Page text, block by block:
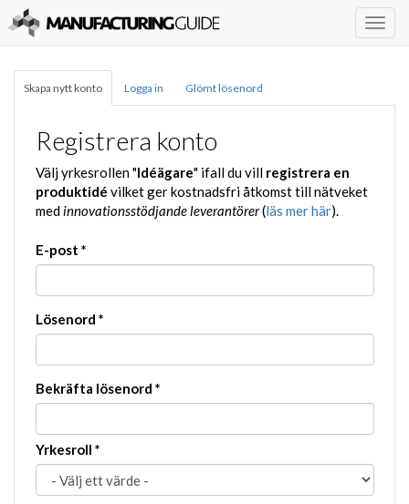
Skapa nytt konto Logga in Glömt lösenord
Registrera konto
Välj yrkesrollen "Idéägare" ifall du vill registrera en
produktidé vilket ger kostnadsfri åtkomst till nätveket
medinnovationsstödjande leverantörer(läs mer här).
E-post *
Lösenord *
Bekräfta lösenord *
Yrkesroll *